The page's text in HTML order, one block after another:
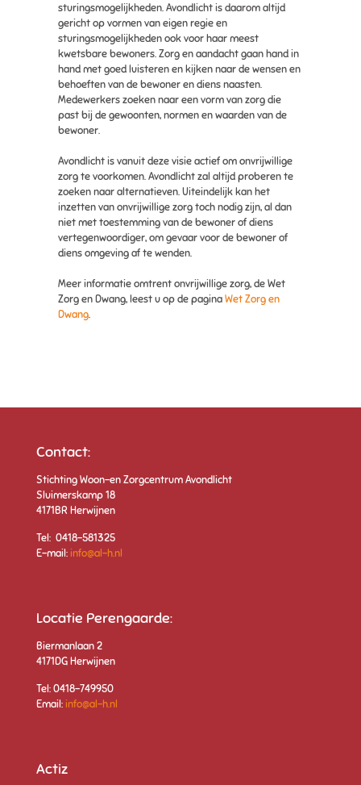
sturingsmogelijkheden. Avondlicht is daarom altijd
gericht op vormen van eigen regie en
sturingsmogelijkheden ook voor haar meest
kwetsbare bewoners. Zorg en aandacht gaan hand in
hand met goed luisteren en kijken naar de wensen en
behoeften van de bewoner en diens naasten.
Medewerkers zoeken naar een vorm van zorg die
past bij de gewoonten, normen en waarden van de
bewoner.
Avondlicht is vanuit deze visie actief om onvrijwillige
zorg te voorkomen. Avondlicht zal altijd proberen te
zoeken naar alternatieven. Uiteindelijk kan het
inzetten van onvrijwillige zorg toch nodig zijn, al dan
niet met toestemming van de bewoner of diens
vertegenwoordiger, om gevaar voor de bewoner of
diens omgeving af te wenden.
Meer informatie omtrent onvrijwillige zorg, de Wet
Zorg en Dwang, leest u op de paginaWet Zorg en
Dwang.
Contact:
Stichting Woon-en Zorgcentrum Avondlicht
Sluimerskamp 18
4171BR Herwijnen
Tel: 0418-581325
E-mail: info@al-h.nl
Locatie Perengaarde:
Biermanlaan 2
4171DG Herwijnen
Tel: 0418-749950
Email: info@al-h.nl
Actiz